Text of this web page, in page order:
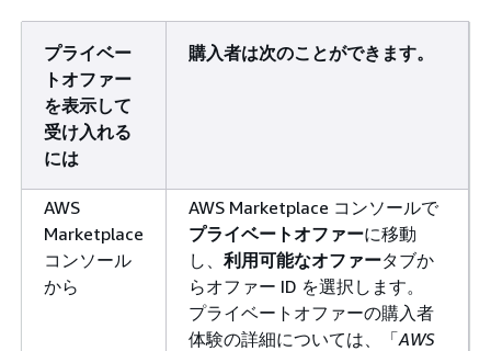
プライベー
トオファー
を表示して
受け入れる
には
購入者は次のことができます。
AWS
Marketplace
コンソール
から
AWS Marketplace コンソールで
プライベートオファーに移動
し、 利用可能なオファータブか
らオファー ID を選択します。
プライベートオファーの購入者
体験の詳細については、「AWS